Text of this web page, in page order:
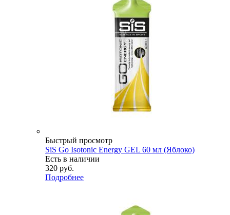
Быстрый просмотр
SiS Go Isotonic Energy GEL 60 мл (Яблоко)
Есть в наличии
320 руб.
Подробнее